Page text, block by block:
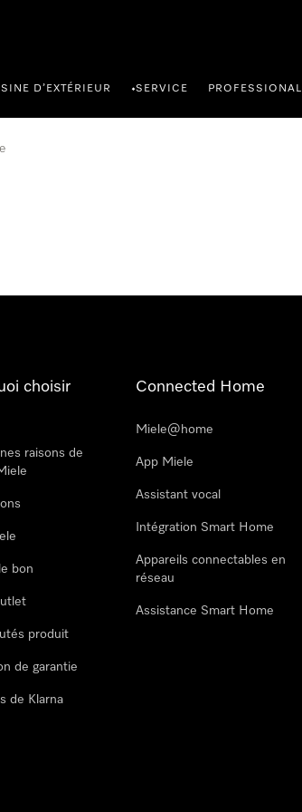
D’EXTÉRIEUR •SERVICE PROFESSIONAL
choisir
raisons de
bon
produit
de garantie
de Klarna
Connected Home
Miele@home
App Miele
Assistant vocal
Intégration Smart Home
Appareils connectables en
réseau
Assistance Smart Home